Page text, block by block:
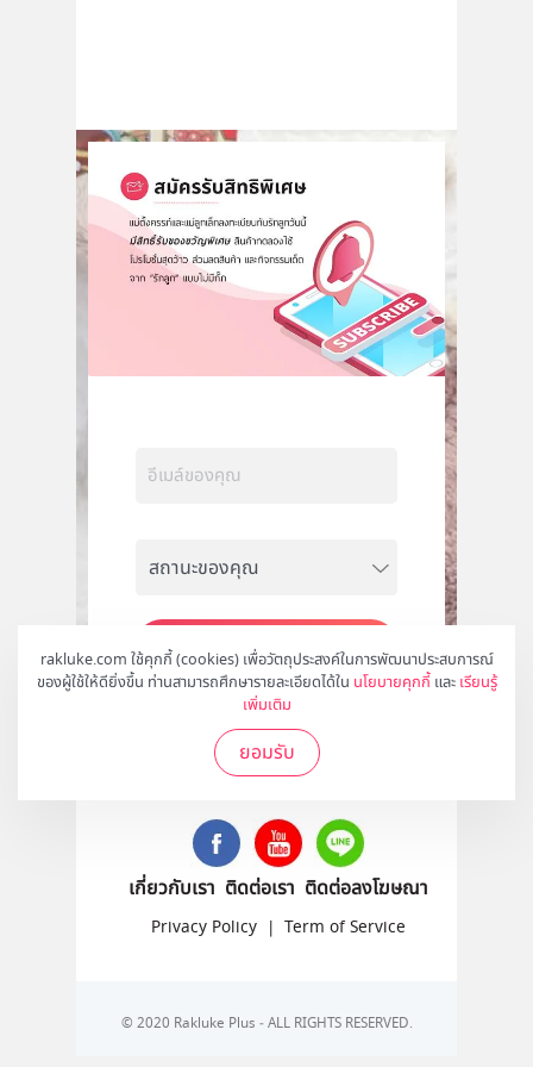
rakluke.com ใช้คุกกี้ (cookies) เพื่อวัตถุประสงค์ในการพัฒนาประสบการณ์
ของผู้ใช้ให้ดียิ่งขึ้น ท่านสามารถศึกษารายละเอียดได้ใน นโยบายคุกกี้ และ เรียนรู้
เพิ่มเติม
ยอมรับ
สมัคร
ติดตามเราได้ที่
เกี่ยวกับเรา ติดต่อเรา ติดต่อลงโฆษณา
Privacy Policy | Term of Service
© 2020 Rakluke Plus - ALL RIGHTS RESERVED.